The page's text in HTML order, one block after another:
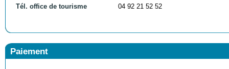
Tél. office de tourisme 04 92 21 52 52
Paiement